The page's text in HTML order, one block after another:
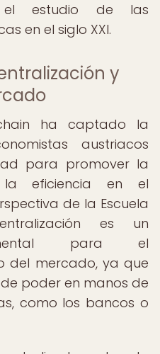
el estudio de las
en el siglo XXI.
y
ha captado la
austriacos
para promover la
la eficiencia en el
de la Escuela
es un
para el
del mercado, ya que
poder en manos de
como los bancos o